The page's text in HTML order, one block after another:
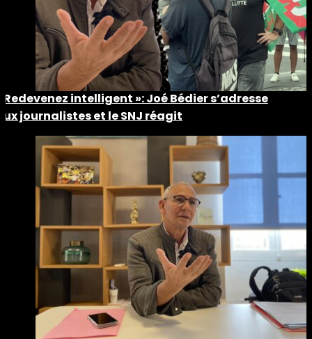
Redevenez intelligent »: Joé Bédier s’adresse
journalistes et le SNJ réagit